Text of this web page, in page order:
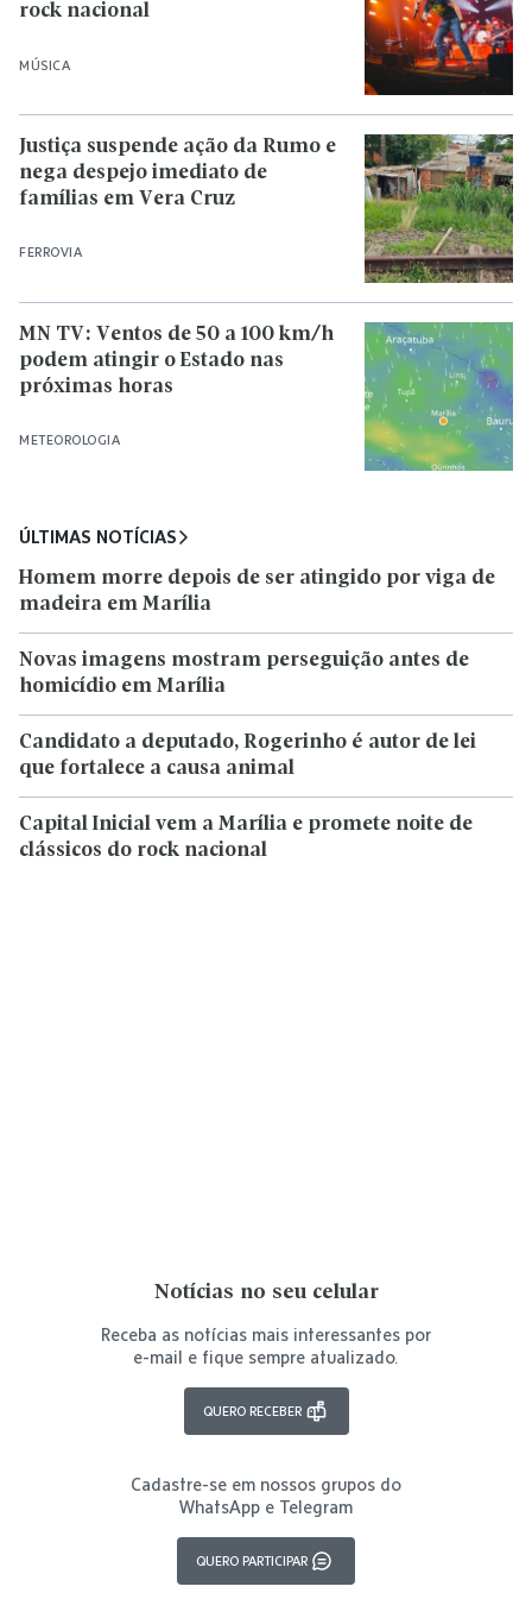
MÚSICA
rock nacional
FERROVIA
Justiça suspende ação da Rumo e
nega despejo imediato de
famílias em Vera Cruz
METEOROLOGIA
MN TV: Ventos de 50 a 100 km/h
podem atingir o Estado nas
próximas horas
ÚLTIMAS NOTÍCIAS
Homem morre depois de ser atingido por viga de
madeira em Marília
Novas imagens mostram perseguição antes de
homicídio em Marília
Candidato a deputado, Rogerinho é autor de lei
que fortalece a causa animal
Capital Inicial vem a Marília e promete noite de
clássicos do rock nacional
Notícias no seu celular
Receba as notícias mais interessantes por
e-mail e fique sempre atualizado.
QUERO RECEBER
Cadastre-se em nossos grupos do
WhatsApp e Telegram
QUERO PARTICIPAR